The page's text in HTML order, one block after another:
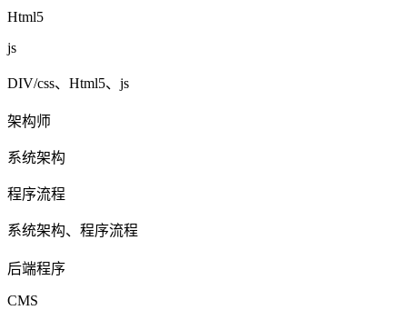
Html5
js
DIV/css、Html5、js
架构师
系统架构
程序流程
系统架构、程序流程
后端程序
CMS